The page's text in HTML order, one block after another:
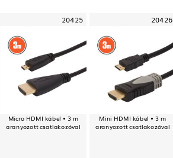
20425
Micro HDMI kábel • 3 m
aranyozott csatlakozóval
20426
Mini HDMI kábel • 3 m
aranyozott csatlakozóval